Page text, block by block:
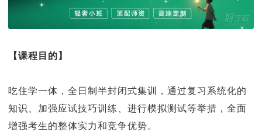
【课程目的】
吃住学一体，全日制半封闭式集训，通过复习系统化的
知识、加强应试技巧训练、进行模拟测试等举措，全面
增强考生的整体实力和竞争优势。